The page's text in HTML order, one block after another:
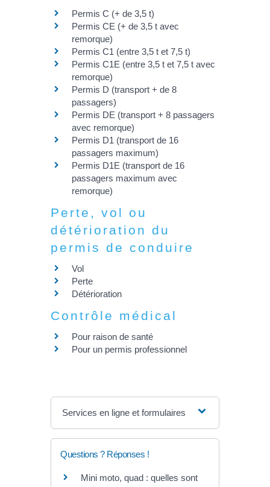
Permis C (+ de 3,5 t)
Permis CE (+ de 3,5 t avec
remorque)
Permis C1 (entre 3,5 t et 7,5 t)
Permis C1E (entre 3,5 t et 7,5 t avec
remorque)
Permis D (transport + de 8
passagers)
Permis DE (transport + 8 passagers
avec remorque)
Permis D1 (transport de 16
passagers maximum)
Permis D1E (transport de 16
passagers maximum avec
remorque)
Perte, vol ou
détérioration du
permis de conduire
Vol
Perte
Détérioration
Contrôle médical
Pour raison de santé
Pour un permis professionnel
Services en ligne et formulaires
Questions ? Réponses !
Mini moto, quad : quelles sont